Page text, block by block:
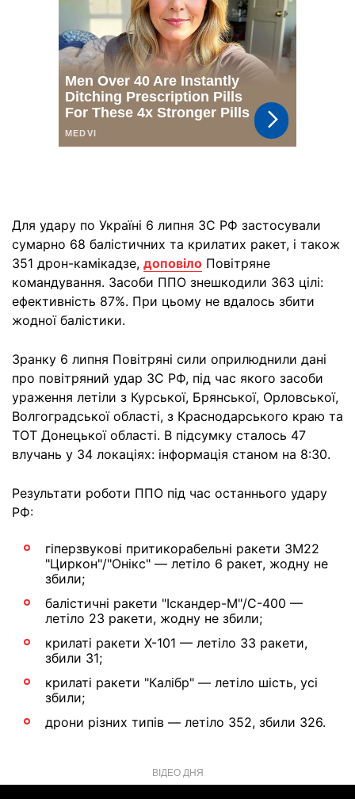
Для удару по Україні 6 липня ЗС РФ застосували
сумарно 68 балістичних та крилатих ракет, і також
351 дрон-камікадзе, доповіло Повітряне
командування. Засоби ППО знешкодили 363 цілі:
ефективність 87%. При цьому не вдалось збити
жодної балістики.
Зранку 6 липня Повітряні сили оприлюднили дані
про повітряний удар ЗС РФ, під час якого засоби
ураження летіли з Курської, Брянської, Орловської,
Волгоградської області, з Краснодарського краю та
ТОТ Донецької області. В підсумку сталось 47
влучань у 34 локаціях: інформація станом на 8:30.
Результати роботи ППО під час останнього удару
РФ:
гіперзвукові притикорабельні ракети 3М22
"Циркон"/"Онікс" — летіло 6 ракет, жодну не
збили;
балістичні ракети "Іскандер-М"/С-400 —
летіло 23 ракети, жодну не збили;
крилаті ракети Х-101 — летіло 33 ракети,
збили 31;
крилаті ракети "Калібр" — летіло шість, усі
збили;
дрони різних типів — летіло 352, збили 326.
ВІДЕО ДНЯ